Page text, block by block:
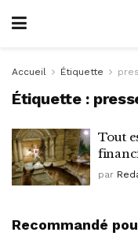
Accueil Étiquette
Étiquette :
Tout
par
Recommandé